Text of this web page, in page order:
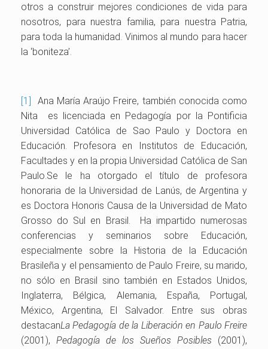
otros a construir mejores condiciones de vida para
nosotros, para nuestra familia, para nuestra Patria,
para toda la humanidad. Vinimos al mundo para hacer
la ‘boniteza’.
[1]
Ana María Araújo Freire, también conocida como
Nita es licenciada en Pedagogía por la Pontificia
Universidad Católica de Sao Paulo y Doctora en
Educación. Profesora en Institutos de Educación,
Facultades y en la propia Universidad Católica de San
Paulo.Se le ha otorgado el título de profesora
honoraria de la Universidad de Lanús, de Argentina y
es Doctora Honoris Causa de la Universidad de Mato
Grosso do Sul en Brasil. Ha impartido numerosas
conferencias y seminarios sobre Educación,
especialmente sobre la Historia de la Educación
Brasileña y el pensamiento de Paulo Freire, su marido,
no sólo en Brasil sino también en Estados Unidos,
Inglaterra, Bélgica, Alemania, España, Portugal,
México, Argentina, El Salvador. Entre sus obras
destacanLa Pedagogía de la Liberación en Paulo Freire
(2001), Pedagogía de los Sueños Posibles (2001),